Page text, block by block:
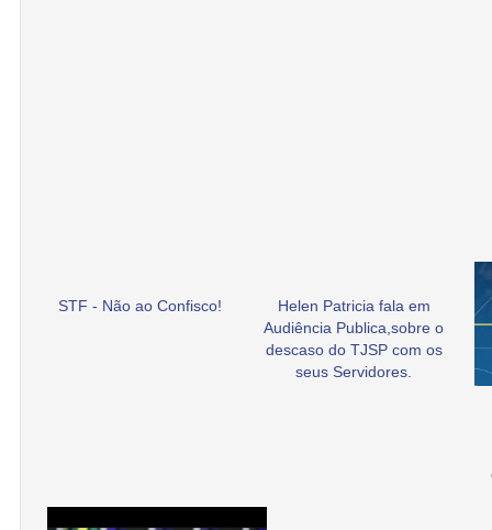
STF - Não ao Confisco!
Helen Patricia fala em
Audiência Publica,sobre o
descaso do TJSP com os
seus Servidores.